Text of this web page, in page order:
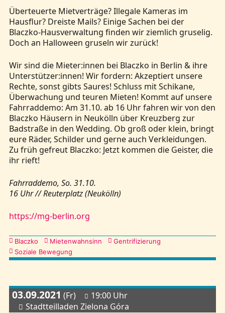
Überteuerte Mietverträge? Illegale Kameras im
Hausflur? Dreiste Mails? Einige Sachen bei der
Blaczko-Hausverwaltung finden wir ziemlich gruselig.
Doch an Halloween gruseln wir zurück!
Wir sind die Mieter:innen bei Blaczko in Berlin & ihre
Unterstützer:innen! Wir fordern: Akzeptiert unsere
Rechte, sonst gibts Saures! Schluss mit Schikane,
Überwachung und teuren Mieten! Kommt auf unsere
Fahrraddemo: Am 31.10. ab 16 Uhr fahren wir von den
Blaczko Häusern in Neukölln über Kreuzberg zur
Badstraße in den Wedding. Ob groß oder klein, bringt
eure Räder, Schilder und gerne auch Verkleidungen.
Zu früh gefreut Blaczko: Jetzt kommen die Geister, die
ihr rieft!
Fahrraddemo, So. 31.10.
16 Uhr // Reuterplatz (Neukölln)
https://mg-berlin.org
Kategorien
Blaczko Mietenwahnsinn
Gentrifizierung
Soziale Bewegung
03.09.2021 (Fr)
19:00 Uhr
Stadtteilladen Zielona Góra